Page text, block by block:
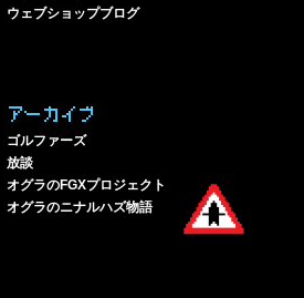
ウェブショップブログ
アーカイブ
ゴルファーズ
放談
オグラのFGXプロジェクト
オグラのニナルハズ物語